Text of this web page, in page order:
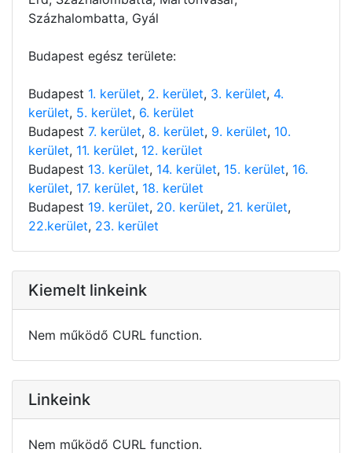
Százhalombatta, Gyál
Budapest egész területe:
Budapest 1. kerület, 2. kerület, 3. kerület, 4.
kerület, 5. kerület, 6. kerület
Budapest 7. kerület, 8. kerület, 9. kerület, 10.
kerület, 11. kerület, 12. kerület
Budapest 13. kerület, 14. kerület, 15. kerület, 16.
kerület, 17. kerület, 18. kerület
Budapest 19. kerület, 20. kerület, 21. kerület,
22.kerület, 23. kerület
Kiemelt linkeink
Nem működő CURL function.
Linkeink
Nem működő CURL function.